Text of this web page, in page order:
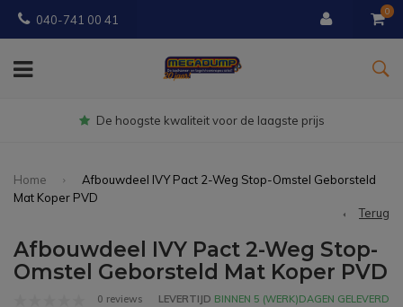
040-741 00 41
0
Gratisbezorgd vanaf € 150
Home
Afbouwdeel IVY Pact 2-Weg Stop-Omstel Geborsteld
Mat Koper PVD
Terug
Afbouwdeel IVY Pact 2-Weg Stop-
Omstel Geborsteld Mat Koper PVD
0 reviews LEVERTIJD BINNEN 5 (WERK)DAGEN GELEVERD